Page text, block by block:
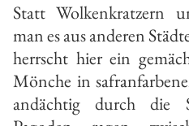
Statt Wolkenkratzern
man es aus anderen
herrscht hier ein
Mönche in
andächtig durch die